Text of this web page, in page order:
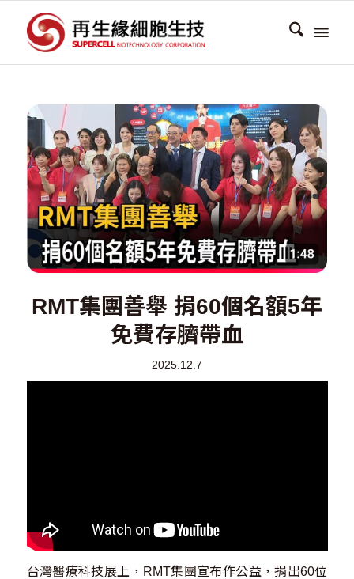
RMT集團善舉 捐60個名額5年
免費存臍帶血
2025.12.7
台灣醫療科技展上，RMT集團宣布作公益，捐出60位